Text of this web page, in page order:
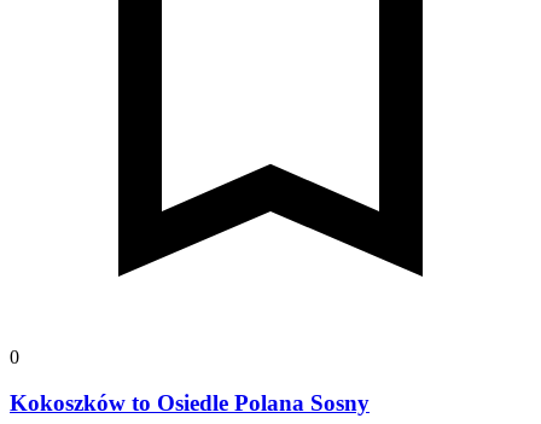
0
Kokoszków to Osiedle Polana Sosny